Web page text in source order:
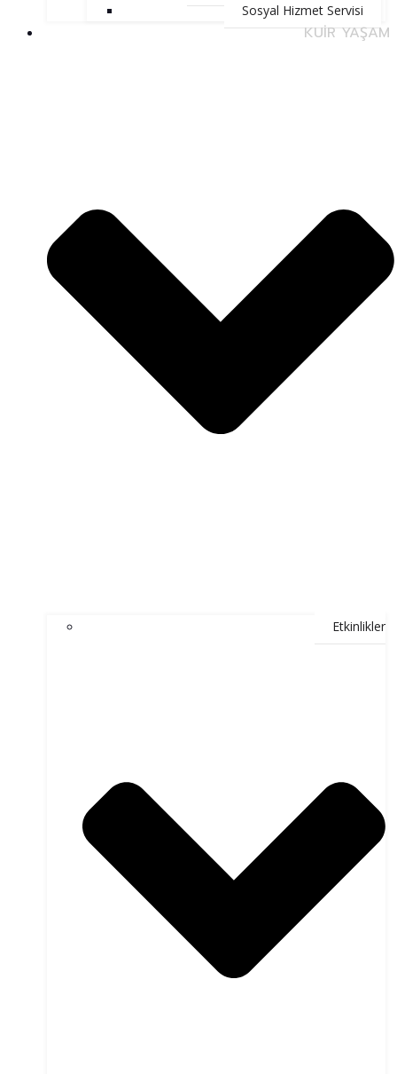
Sosyal Hizmet Servisi
KUİR YAŞAM
Etkinlikler